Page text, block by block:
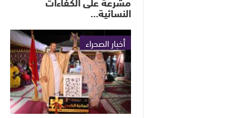
النسائية…
أخبار الصحراء